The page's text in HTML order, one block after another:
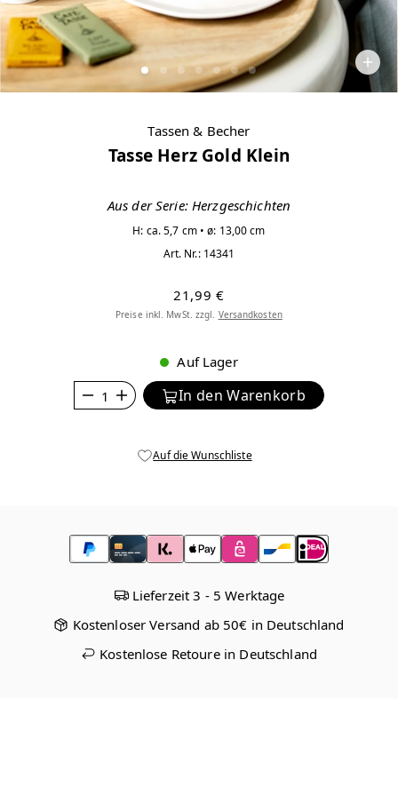
Tassen & Becher
Tasse Herz Gold Klein
Aus der Serie: Herzgeschichten
H: ca. 5,7 cm • ø: 13,00 cm
Art. Nr.: 14341
21,99 €
Preise inkl. MwSt. zzgl. Versandkosten
Auf Lager
In den Warenkorb
Auf die Wunschliste
Lieferzeit 3 - 5 Werktage
Kostenloser Versand ab 50€ in Deutschland
Kostenlose Retoure in Deutschland